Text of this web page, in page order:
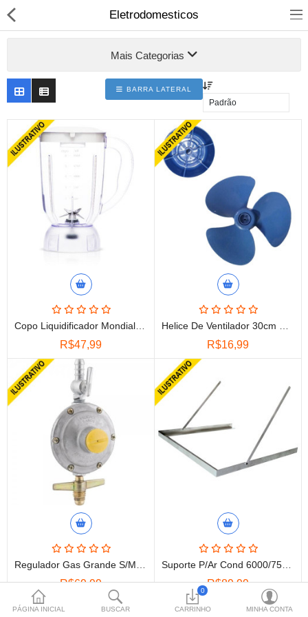
Material Elétrico
Material Hidráulico
Iluminação
Banheiro, Metais e Filtros
Construção
Jardinagem, Camping e
Praia
Utilidades Domésticas
Eletrodoméstico
Área, Limpeza e Organização
Telefonia e TV
Equipamentos de Cozinha
Idiomas
PÁGINA INICIAL BUSCAR
0
CARRINHO MINHA CONTA
Eletrodomesticos
Mais Categorias
BARRA LATERAL
R$47,99 R$16,99
R$69,99 R$89,99